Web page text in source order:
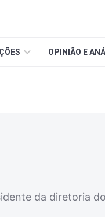
OPINIÃO E
da diretoria